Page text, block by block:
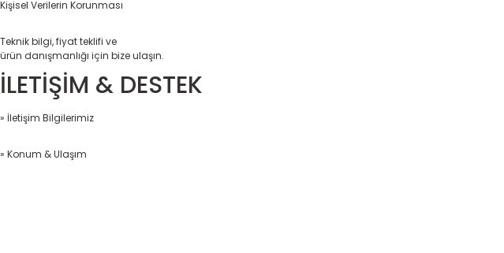
Kişisel Verilerin Korunması
Teknik bilgi, fiyat teklifi ve
ürün danışmanlığı için bize ulaşın.
İLETİŞİM & DESTEK
» İletişim Bilgilerimiz
» Konum & Ulaşım